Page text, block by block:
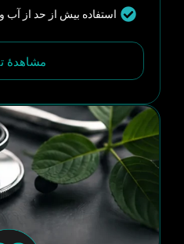
استفاده بیش از حد از آب
مشاهدهٔ